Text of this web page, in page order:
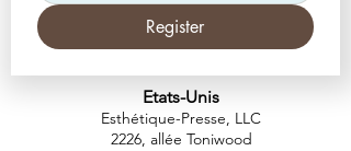
Register
Etats-Unis
Esthétique-Presse, LLC
2226, allée Toniwood